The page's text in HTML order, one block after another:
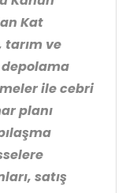
Kat
ve
ile cebri
planı
satış